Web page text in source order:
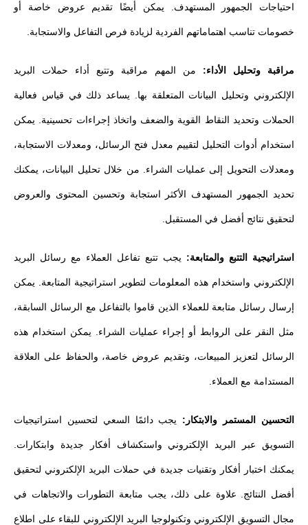
احتياجات الجمهور المستهدف. يمكن أيضًا تقديم عروض خاصة أو
خصومات تناسب اهتماماتهم الفردية لزيادة فرص التفاعل والاستجابة.
مراقبة وتحليل الأداء: من المهم مراقبة وتتبع أداء حملات البريد
الإلكتروني وتحليل البيانات المتعلقة بها. يساعد ذلك في قياس فعالية
الحملات وتحديد النقاط القوية والضعف واتخاذ إجراءات تحسينية. يمكن
استخدام أدوات التحليل لتقييم معدل فتح الرسائل، ومعدلات الاستجابة،
ومعدلات التحويل إلى عمليات الشراء. من خلال تحليل البيانات، يمكنك
تحديد الجمهور المستهدف الأكثر استجابة وتحسين المحتوى والعروض
لتحقيق نتائج أفضل في المستقبل.
استراتيجية التتبع والمتابعة: يجب تتبع تفاعل العملاء مع رسائل البريد
الإلكتروني واستخدام هذه المعلومات لتطوير استراتيجية المتابعة. يمكن
إرسال رسائل متابعة للعملاء الذين قاموا بالتفاعل مع الرسائل السابقة،
مثل النقر على الروابط أو إجراء عمليات الشراء. يمكن استخدام هذه
الرسائل لتعزيز المبيعات، وتقديم عروض خاصة، والحفاظ على العلاقة
المستدامة مع العملاء.
التحسين المستمر والابتكار: يجب دائمًا السعي لتحسين استراتيجيات
التسويق عبر البريد الإلكتروني واستكشاف أفكار جديدة وابتكارات.
يمكنك اختبار أفكار وتقنيات جديدة في حملات البريد الإلكتروني لتحقيق
أفضل النتائج. علاوة على ذلك، يجب متابعة التطورات والاتجاهات في
مجال التسويق الإلكتروني وتكنولوجيا البريد الإلكتروني للبقاء على اطلاع